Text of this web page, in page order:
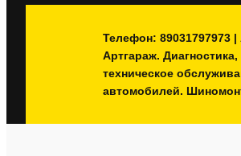
Телефон: 89031797973
Артгараж.
техническое
автомобилей.